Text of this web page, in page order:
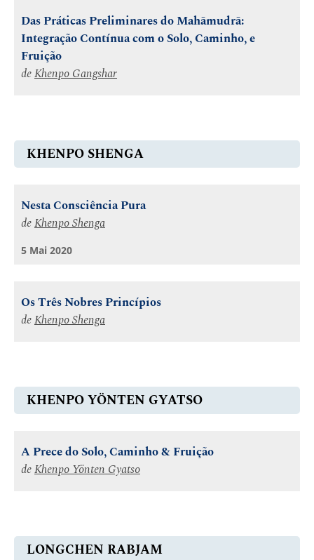
Das Práticas Preliminares do Mahāmudrā:
Integração Contínua com o Solo, Caminho, e
Fruição
deKhenpo Gangshar
KHENPO SHENGA
Nesta Consciência Pura
deKhenpo Shenga
5 Mai 2020
Os Três Nobres Princípios
deKhenpo Shenga
KHENPO YÖNTEN GYATSO
A Prece do Solo, Caminho & Fruição
deKhenpo Yönten Gyatso
LONGCHEN RABJAM